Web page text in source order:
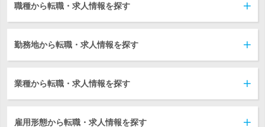
職種から転職・求人情報を探す
勤務地から転職・求人情報を探す
業種から転職・求人情報を探す
雇用形態から転職・求人情報を探す